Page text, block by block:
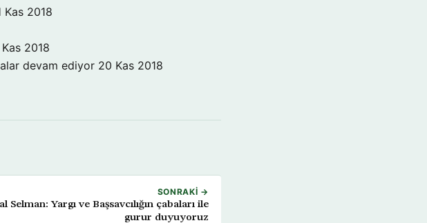
Kas 2018
2018
devam ediyor 20 Kas 2018
SONRAKI →
Selman: Yargı ve Başsavcılığın çabaları ile
gurur duyuyoruz